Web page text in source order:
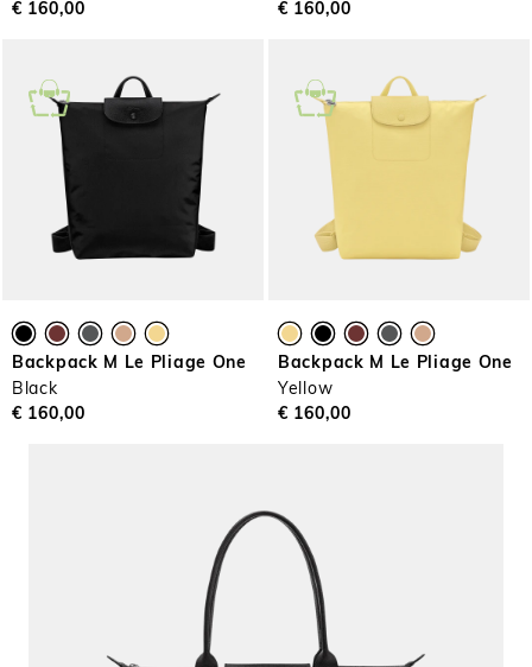
€ 160,00
€ 160,00
Backpack M Le Pliage One
Black
€ 160,00
Backpack M Le Pliage One
Yellow
€ 160,00